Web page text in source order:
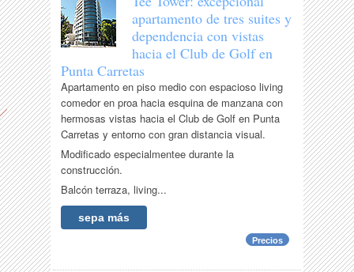
apartamento de tres suites y
dependencia con vistas
hacia el Club de Golf en
Punta Carretas
Apartamento en piso medio con espacioso living
comedor en proa hacia esquina de manzana con
hermosas vistas hacia el Club de Golf en Punta
Carretas y entorno con gran distancia visual.
Modificado especialmentee durante la
construcción.
Balcón terraza, living...
sepa más
Precios